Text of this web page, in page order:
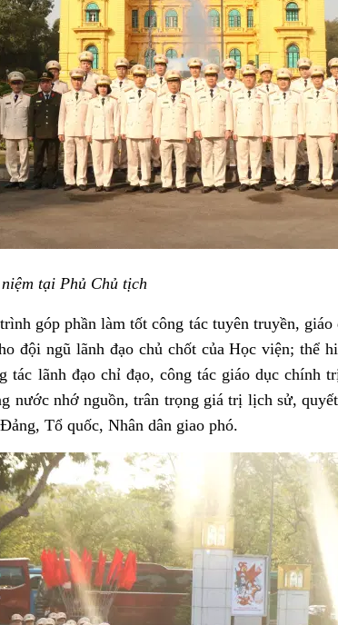
tại Phủ Chủ tịch
góp phần làm tốt công tác tuyên truyền,
đội ngũ lãnh đạo chủ chốt của Học viện; thể
tác lãnh đạo chỉ đạo, công tác giáo dục chính
nước nhớ nguồn, trân trọng giá trị lịch sử,
Tổ quốc, Nhân dân giao phó.